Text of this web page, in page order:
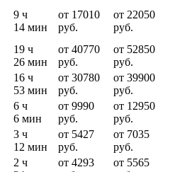
9 ч
14 мин
от 17010
руб.
от 22050
руб.
19 ч
26 мин
от 40770
руб.
от 52850
руб.
16 ч
53 мин
от 30780
руб.
от 39900
руб.
6 ч
6 мин
от 9990
руб.
от 12950
руб.
3 ч
12 мин
от 5427
руб.
от 7035
руб.
2 ч
от 4293
от 5565